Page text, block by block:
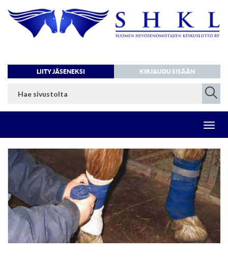
KIRJAUDU SISÄÄN
LIITY JÄSENEKSI